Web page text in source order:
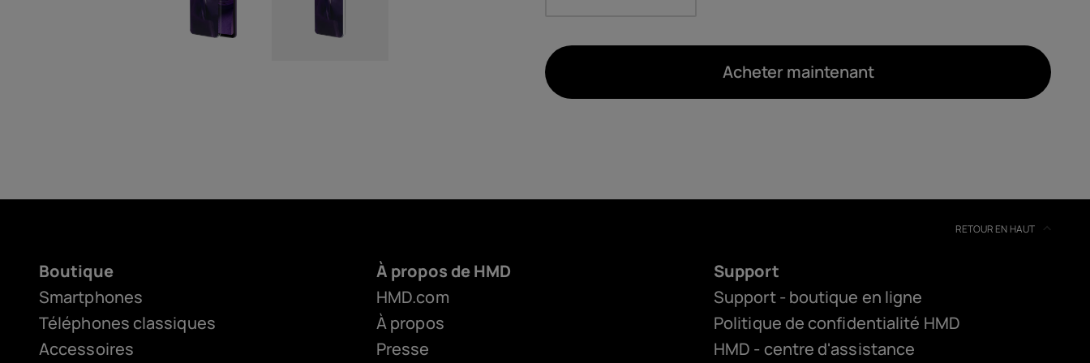
Acheter maintenant
RETOUR EN HAUT
Boutique
Smartphones
Téléphones classiques
Accessoires
À propos de HMD
HMD.com
À propos
Presse
Support
Support - boutique en ligne
Politique de confidentialité HMD
HMD - centre d'assistance